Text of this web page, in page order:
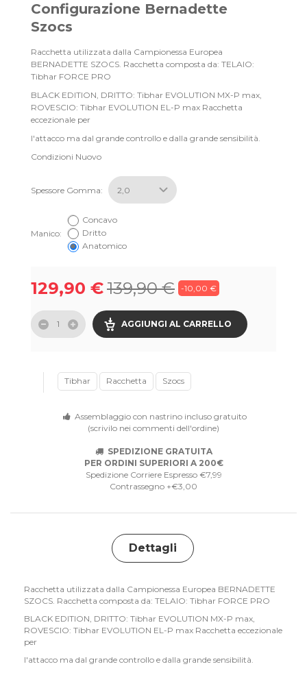
Configurazione Bernadette
Szocs
Racchetta utilizzata dalla Campionessa Europea
BERNADETTE SZOCS. Racchetta composta da: TELAIO:
Tibhar FORCE PRO
BLACK EDITION, DRITTO: Tibhar EVOLUTION MX-P max,
ROVESCIO: Tibhar EVOLUTION EL-P max Racchetta
eccezionale per
l'attacco ma dal grande controllo e dalla grande sensibilità.
Condizioni Nuovo
Spessore Gomma:
Manico:
Concavo
Dritto
Anatomico
129,90 €139,90 € -10,00 €
AGGIUNGI AL CARRELLO
Tibhar Racchetta Szocs
Assemblaggio con nastrino incluso gratuito
(scrivilo nei commenti dell'ordine)
SPEDIZIONE GRATUITA
PER ORDINI SUPERIORI A 200€
Spedizione Corriere Espresso €7,99
Contrassegno +€3,00
Dettagli
Racchetta utilizzata dalla Campionessa Europea BERNADETTE
SZOCS. Racchetta composta da: TELAIO: Tibhar FORCE PRO
BLACK EDITION, DRITTO: Tibhar EVOLUTION MX-P max,
ROVESCIO: Tibhar EVOLUTION EL-P max Racchetta eccezionale
per
l'attacco ma dal grande controllo e dalla grande sensibilità.